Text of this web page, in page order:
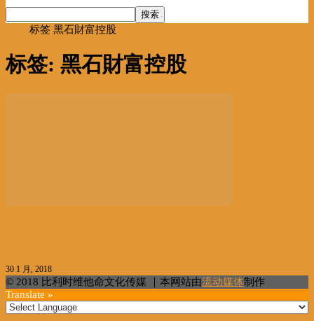
标签 黑石財富控股
标签: 黑石財富控股
30 1 月, 2018
© 2018 比利时维他命文化传媒 ｜本网站由流动媒体制作
Translate »